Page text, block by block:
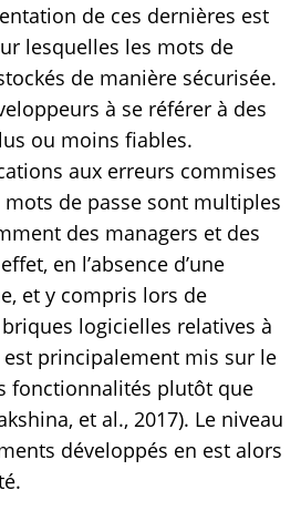
de ces dernières est
lesquelles les mots de
de manière sécurisée.
à se référer à des
ou moins fiables.
aux erreurs commises
mots de passe sont multiples
des managers et des
en l’absence d’une
et y compris lors de
logicielles relatives à
principalement mis sur le
fonctionnalités plutôt que
et al., 2017). Le niveau
développés en est alors